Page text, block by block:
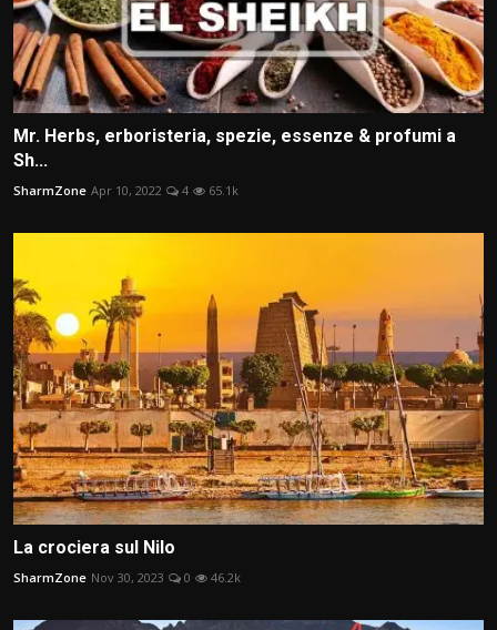
Mr. Herbs, erboristeria, spezie, essenze & profumi a
Sh...
SharmZone Apr 10, 2022 4 65.1k
La crociera sul Nilo
SharmZone Nov 30, 2023 0 46.2k